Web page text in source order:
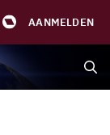
AANMELDEN